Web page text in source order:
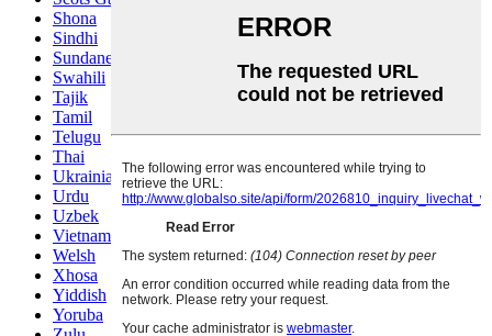
Shona
Sindhi
Sundanese
Swahili
Tajik
Tamil
Telugu
Thai
Ukrainian
Urdu
Uzbek
Vietnamese
Welsh
Xhosa
Yiddish
Yoruba